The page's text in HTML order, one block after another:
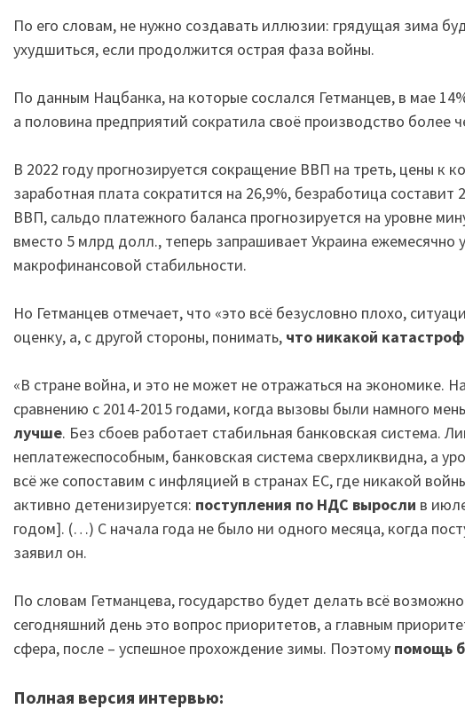
По его словам, не нужно создавать иллюзии: грядущая зима
ухудшиться, если продолжится острая фаза войны.
По данным Нацбанка, на которые сослался Гетманцев, в мае
а половина предприятий сократила своё производство более
В 2022 году прогнозируется сокращение ВВП на треть, цены к
заработная плата сократится на 26,9%, безработица
ВВП, сальдо платежного баланса прогнозируется на уровне
вместо 5 млрд долл., теперь запрашивает Украина
макрофинансовой стабильности.
Но Гетманцев отмечает, что «это всё безусловно плохо,
оценку, а, с другой стороны, понимать, что никакой
«В стране война, и это не может не отражаться на экономике.
сравнению с 2014-2015 годами, когда вызовы были намного
лучше. Без сбоев работает стабильная банковская система.
неплатежеспособным, банковская система сверхликвидна, а
всё же сопоставим с инфляцией в странах ЕС, где никакой
активно детенизируется: поступления по НДС выросли в
годом]. (…) С начала года не было ни одного месяца, когда
заявил он.
По словам Гетманцева, государство будет делать всё
сегодняшний день это вопрос приоритетов, а главным
сфера, после – успешное прохождение зимы. Поэтому помощь
Полная версия интервью: